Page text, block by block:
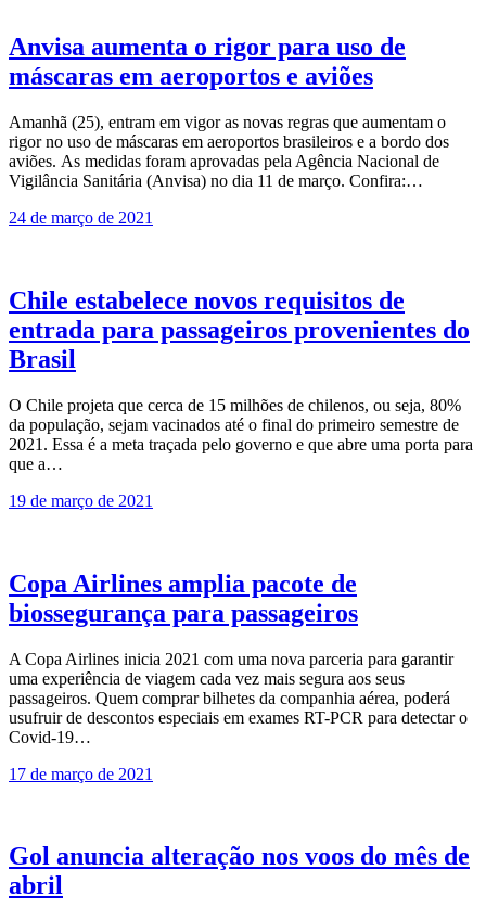
Anvisa aumenta o rigor para uso de
máscaras em aeroportos e aviões
Amanhã (25), entram em vigor as novas regras que aumentam o
rigor no uso de máscaras em aeroportos brasileiros e a bordo dos
aviões. As medidas foram aprovadas pela Agência Nacional de
Vigilância Sanitária (Anvisa) no dia 11 de março. Confira:…
24 de março de 2021
Chile estabelece novos requisitos de
entrada para passageiros provenientes do
Brasil
O Chile projeta que cerca de 15 milhões de chilenos, ou seja, 80%
da população, sejam vacinados até o final do primeiro semestre de
2021. Essa é a meta traçada pelo governo e que abre uma porta para
que a…
19 de março de 2021
Copa Airlines amplia pacote de
biossegurança para passageiros
A Copa Airlines inicia 2021 com uma nova parceria para garantir
uma experiência de viagem cada vez mais segura aos seus
passageiros. Quem comprar bilhetes da companhia aérea, poderá
usufruir de descontos especiais em exames RT-PCR para detectar o
Covid-19…
17 de março de 2021
Gol anuncia alteração nos voos do mês de
abril